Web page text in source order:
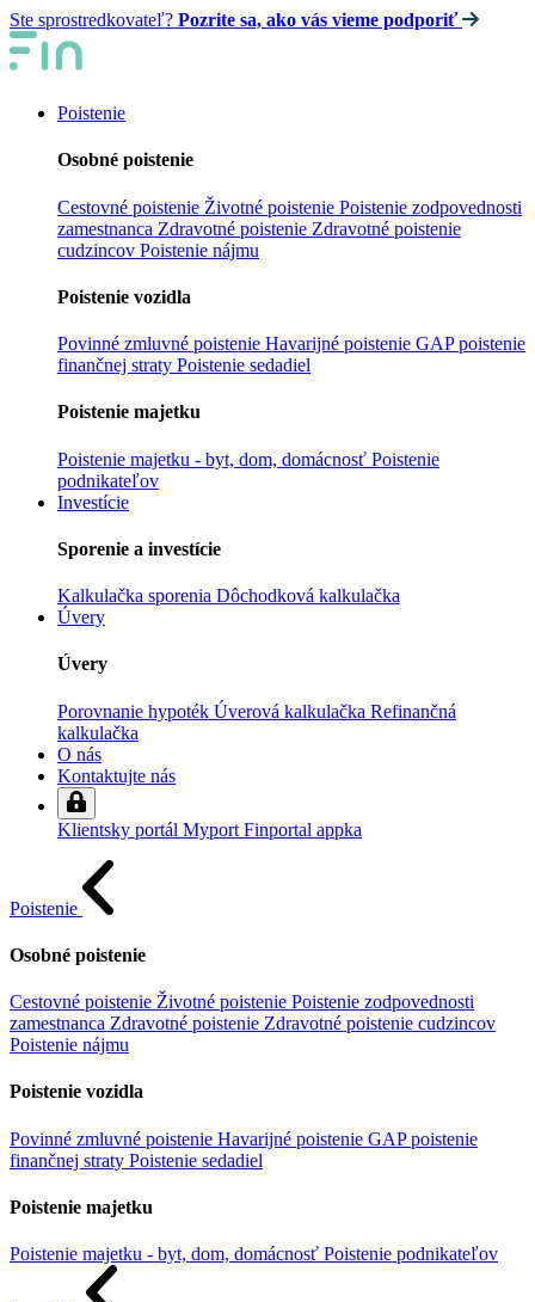
Ste sprostredkovateľ? Pozrite sa, ako vás vieme podporiť
Poistenie
Osobné poistenie
Cestovné poistenie Životné poistenie Poistenie zodpovednosti
zamestnanca Zdravotné poistenie Zdravotné poistenie
cudzincov Poistenie nájmu
Poistenie vozidla
Povinné zmluvné poistenie Havarijné poistenie GAP poistenie
finančnej straty Poistenie sedadiel
Poistenie majetku
Poistenie majetku - byt, dom, domácnosť Poistenie
podnikateľov
Investície
Sporenie a investície
Kalkulačka sporenia Dôchodková kalkulačka
Úvery
Úvery
Porovnanie hypoték Úverová kalkulačka Refinančná
kalkulačka
O nás
Kontaktujte nás
Klientsky portál Myport Finportal appka
Poistenie
Osobné poistenie
Cestovné poistenie Životné poistenie Poistenie zodpovednosti
zamestnanca Zdravotné poistenie Zdravotné poistenie cudzincov
Poistenie nájmu
Poistenie vozidla
Povinné zmluvné poistenie Havarijné poistenie GAP poistenie
finančnej straty Poistenie sedadiel
Poistenie majetku
Poistenie majetku - byt, dom, domácnosť Poistenie podnikateľov